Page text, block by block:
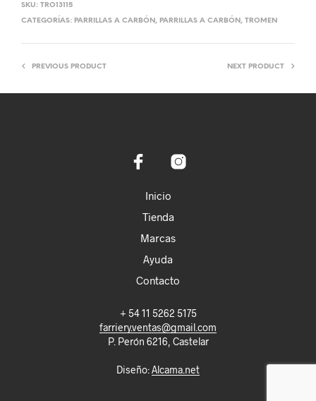
SKU: TRO13115
CATEGORÍAS: PARRILLAS A CARBÓN , PARRILLAS A CARBÓN , TROMEN
PREVIOUS PRODUCT NEXT PRODUCT
Inicio
Tienda
Marcas
Ayuda
Contacto
+ 54 11 5262 5175
farriery.ventas@gmail.com
P. Perón 6216, Castelar
Diseño:Alcama.net